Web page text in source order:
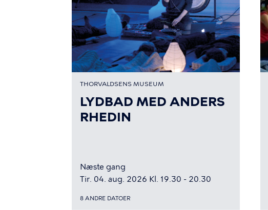
THORVALDSENS MUSEUM
LYDBAD MED ANDERS
RHEDIN
Næste gang
Tir. 04. aug. 2026 Kl. 19.30 - 20.30
8 ANDRE DATOER